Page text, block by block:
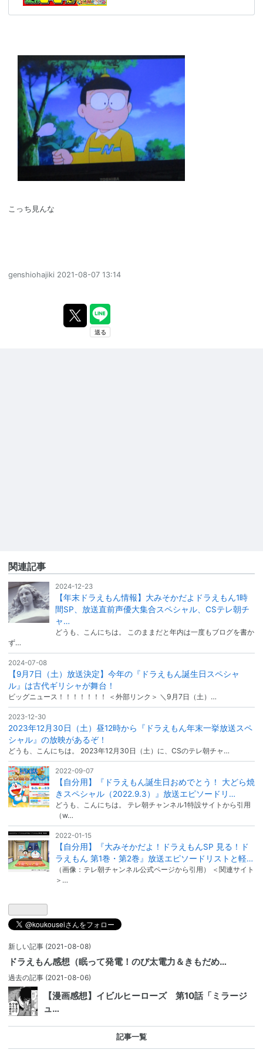
こっち見んな
genshiohajiki 2021-08-07 13:14
関連記事
2024-12-23
【年末ドラえもん情報】大みそかだよドラえもん1時
間SP、放送直前声優大集合スペシャル、CSテレ朝チ
ャ…
どうも、こんにちは。 このままだと年内は一度もブログを書か
ず…
2024-07-08
【9月7日（土）放送決定】今年の『ドラえもん誕生日スペシャ
ル』は古代ギリシャが舞台！
ビッグニュース！！！！！！！ ＜外部リンク＞ ＼9月7日（土）…
2023-12-30
2023年12月30日（土）昼12時から『ドラえもん年末一挙放送スペ
シャル』の放映があるぞ！
どうも、こんにちは。 2023年12月30日（土）に、CSのテレ朝チャ…
2022-09-07
【自分用】『ドラえもん誕生日おめでとう！ 大どら焼
きスペシャル（2022.9.3）』放送エピソードリ…
どうも、こんにちは。 テレ朝チャンネル1特設サイトから引用
（w…
2022-01-15
【自分用】『大みそかだよ！ドラえもんSP 見る！ド
ラえもん 第1巻・第2巻』放送エピソードリストと軽…
（画像：テレ朝チャンネル公式ページから引用） ＜関連サイト
＞…
新しい記事 (2021-08-08)
ドラえもん感想（眠って発電！のび太電力＆きもだめ…
過去の記事 (2021-08-06)
【漫画感想】イビルヒーローズ 第10話「ミラージ
ュ…
記事一覧